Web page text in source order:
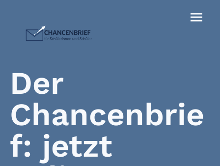
Der
Chancenbrie
f: jetzt